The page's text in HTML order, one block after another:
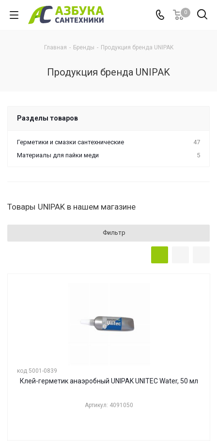
0
Главная - Бренды - Продукция бренда UNIPAK
Продукция бренда UNIPAK
Разделы товаров
Герметики и смазки сантехнические
47
Материалы для пайки меди
5
Товары UNIPAK в нашем магазине
Фильтр
код 5001-0839
Клей-герметик анаэробный UNIPAK UNITEC Water, 50 мл
Артикул: 4091050